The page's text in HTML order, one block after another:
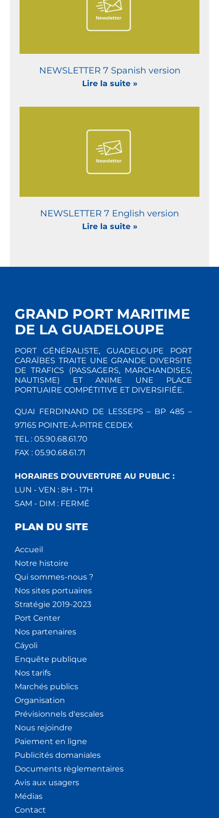
NEWSLETTER 7 Spanish version
Lire la suite »
NEWSLETTER 7 English version
Lire la suite »
GRAND PORT MARITIME
DE LA GUADELOUPE
PORT GÉNÉRALISTE, GUADELOUPE PORT
CARAÏBES TRAITE UNE GRANDE DIVERSITÉ
DE TRAFICS (PASSAGERS, MARCHANDISES,
NAUTISME) ET ANIME UNE PLACE
PORTUAIRE COMPÉTITIVE ET DIVERSIFIÉE.
QUAI FERDINAND DE LESSEPS – BP 485 –
97165 POINTE-À-PITRE CEDEX
TEL : 05.90.68.61.70
FAX : 05.90.68.61.71
HORAIRES D'OUVERTURE AU PUBLIC :
LUN - VEN : 8H - 17H
SAM - DIM : FERMÉ
PLAN DU SITE
Accueil
Notre histoire
Qui sommes-nous ?
Nos sites portuaires
Stratégie 2019-2023
Port Center
Nos partenaires
Cáyoli
Enquête publique
Nos tarifs
Marchés publics
Organisation
Prévisionnels d'escales
Nous rejoindre
Paiement en ligne
Publicités domaniales
Documents règlementaires
Avis aux usagers
Médias
Contact